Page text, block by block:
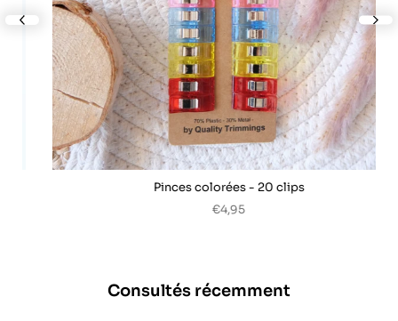
Pinces colorées - 20 clips
€4,95
Consultés récemment